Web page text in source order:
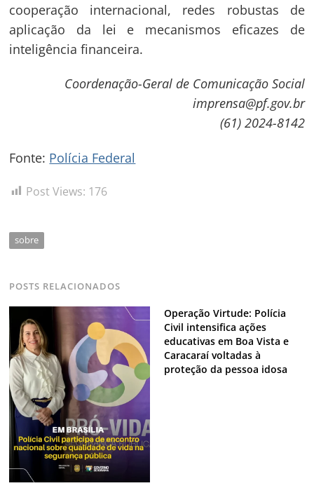
cooperação internacional, redes robustas de
aplicação da lei e mecanismos eficazes de
inteligência financeira.
Coordenação-Geral de Comunicação Social
imprensa@pf.gov.br
(61) 2024-8142
Fonte: Polícia Federal
Post Views: 176
sobre
POSTS RELACIONADOS
Operação Virtude: Polícia
Civil intensifica ações
educativas em Boa Vista e
Caracaraí voltadas à
proteção da pessoa idosa